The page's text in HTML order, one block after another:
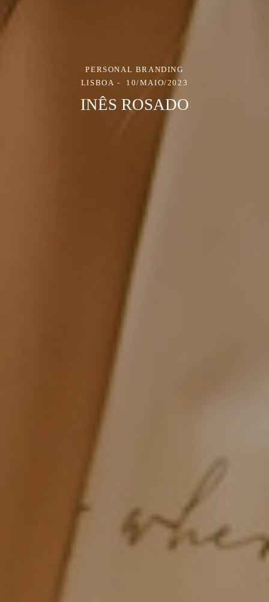
PERSONAL BRANDING
LISBOA
10/MAIO/2023
INÊS ROSADO